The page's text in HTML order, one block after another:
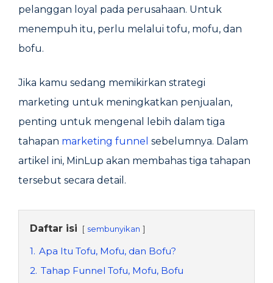
pelanggan loyal pada perusahaan. Untuk
menempuh itu, perlu melalui tofu, mofu, dan
bofu.
Jika kamu sedang memikirkan strategi
marketing untuk meningkatkan penjualan,
penting untuk mengenal lebih dalam tiga
tahapan marketing funnel sebelumnya. Dalam
artikel ini, MinLup akan membahas tiga tahapan
tersebut secara detail.
Daftar isi sembunyikan
1. Apa Itu Tofu, Mofu, dan Bofu?
2. Tahap Funnel Tofu, Mofu, Bofu